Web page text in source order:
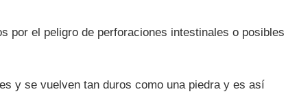
por el peligro de perforaciones intestinales o posibles
y se vuelven tan duros como una piedra y es así